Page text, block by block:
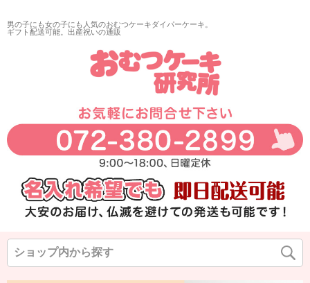
男の子にも女の子にも人気のおむつケーキダイパーケーキ。
ギフト配送可能。出産祝いの通販
翌日発送
◆
◆
◆
◆
在庫なし商品を表示しない